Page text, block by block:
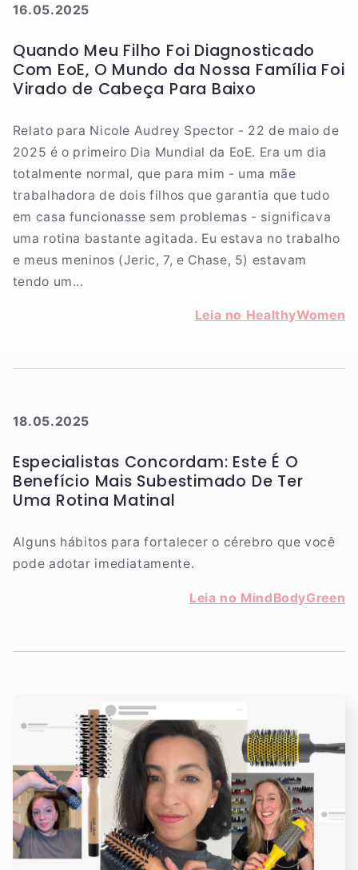
16.05.2025
Quando Meu Filho Foi Diagnosticado
Com EoE, O Mundo da Nossa Família Foi
Virado de Cabeça Para Baixo
Relato para Nicole Audrey Spector - 22 de maio de
2025 é o primeiro Dia Mundial da EoE. Era um dia
totalmente normal, que para mim - uma mãe
trabalhadora de dois filhos que garantia que tudo
em casa funcionasse sem problemas - significava
uma rotina bastante agitada. Eu estava no trabalho
e meus meninos (Jeric, 7, e Chase, 5) estavam
tendo um...
Leia no HealthyWomen
18.05.2025
Especialistas Concordam: Este É O
Benefício Mais Subestimado De Ter
Uma Rotina Matinal
Alguns hábitos para fortalecer o cérebro que você
pode adotar imediatamente.
Leia no MindBodyGreen